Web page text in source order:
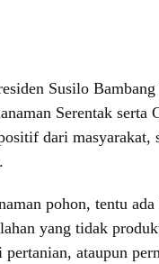
Susilo
Serentak
dari
pohon, tentu
yang tidak
ataupun